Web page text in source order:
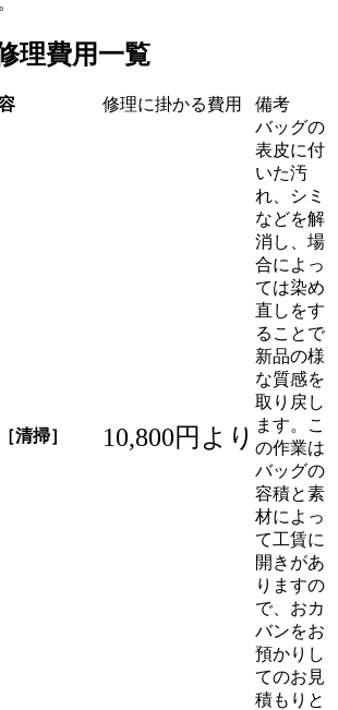
理費用一覧
修理に掛かる費用 備考
清掃］ 10,800円より
バッグの
表皮に付
いた汚
れ、シミ
などを解
消し、場
合によっ
ては染め
直しをす
ることで
新品の様
な質感を
取り戻し
ます。こ
の作業は
バッグの
容積と素
材によっ
て工賃に
開きがあ
りますの
で、おカ
バンをお
預かりし
てのお見
積もりと